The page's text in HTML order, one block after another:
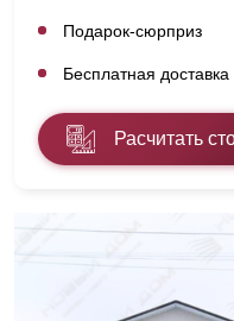
Подарок-сюрприз
Бесплатная
Расчитать